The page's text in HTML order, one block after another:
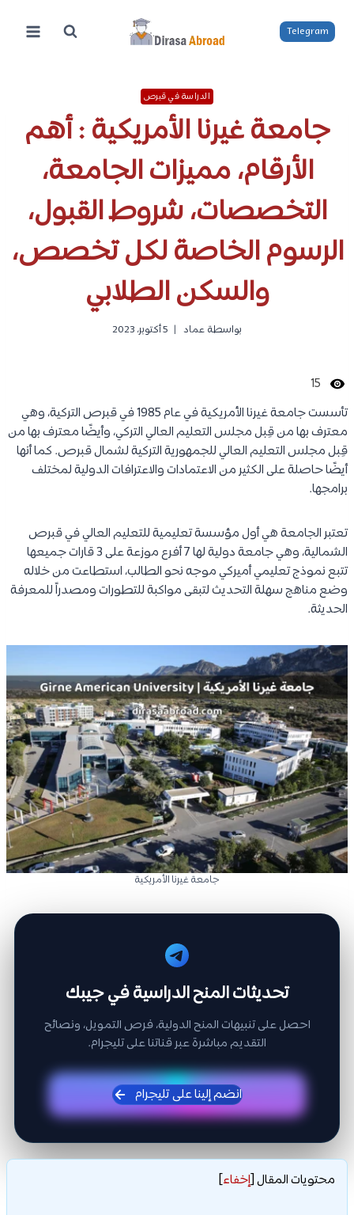
المحتوى
Telegram
الدراسة في قبرص
جامعة غيرنا الأمريكية : أهم
الأرقام، مميزات الجامعة،
التخصصات، شروط القبول،
الرسوم الخاصة لكل تخصص،
والسكن الطلابي
بواسطة عماد 5 أكتوبر، 2023
15
تأسست جامعة غيرنا الأمريكية في عام 1985 في قبرص التركية، وهي
معترف بها من قِبل مجلس التعليم العالي التركي، وأيضًا معترف بها من
قِبل مجلس التعليم العالي للجمهورية التركية لشمال قبرص. كما أنها
أيضًا حاصلة على الكثير من الاعتمادات والاعترافات الدولية لمختلف
برامجها.
تعتبر الجامعة هي أول مؤسسة تعليمية للتعليم العالي في قبرص
الشمالية، وهي جامعة دولية لها 7 أفرع موزعة على 3 قارات جميعها
تتبع نموذج تعليمي أميركي موجه نحو الطالب، استطاعت من خلاله
وضع مناهج سهلة التحديث لتبقى مواكبة للتطورات ومصدراً للمعرفة
الحديثة.
جامعة غيرنا الأمريكية
تحديثات المنح الدراسية في جيبك
احصل على تنبيهات المنح الدولية، فرص التمويل، ونصائح
التقديم مباشرة عبر قناتنا على تليجرام.
انضم إلينا على تليجرام
محتويات المقال[إخفاء]